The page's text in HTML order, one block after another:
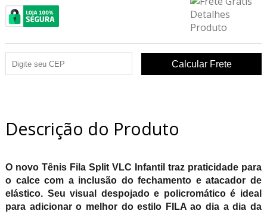
Descrição do Produto
O novo Tênis Fila Split VLC Infantil traz praticidade para
o calce com a inclusão do fechamento e atacador de
elástico. Seu visual despojado e policromático é ideal
para adicionar o melhor do estilo FILA ao dia a dia da